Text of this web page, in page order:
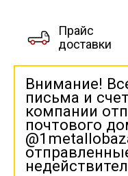
Прайс
доставки
Внимание!
письма и
компании
почтового